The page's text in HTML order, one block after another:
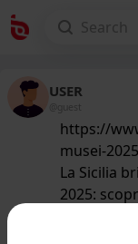
USER
@guest
https://
musei-
La Sicilia
2025: